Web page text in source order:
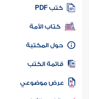
كتب PDF
كتاب الأمة
المكتبة
الكتب